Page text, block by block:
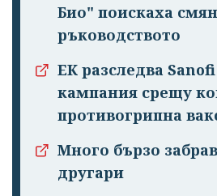
Био" поискаха
ръководството
ЕК разследва
кампания срещу
противогрипна
Много бързо
другари